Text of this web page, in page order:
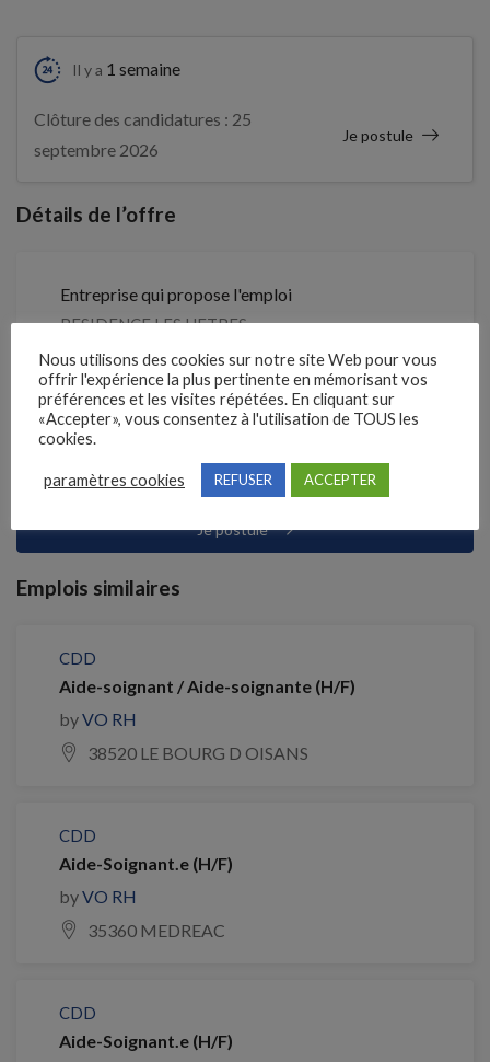
Il y a 1 semaine
Clôture des candidatures : 25
septembre 2026
Je postule
Détails de l’offre
Entreprise qui propose l'emploi
RESIDENCE LES HETRES
Référence
211RPDK
Clôture des candidatures : 25 septembre 2026
Je postule
Emplois similaires
CDD
Aide-soignant / Aide-soignante (H/F)
byVO RH
38520 LE BOURG D OISANS
CDD
Aide-Soignant.e (H/F)
byVO RH
35360 MEDREAC
CDD
Aide-Soignant.e (H/F)
Nous utilisons des cookies sur notre site Web pour vous
offrir l'expérience la plus pertinente en mémorisant vos
préférences et les visites répétées. En cliquant sur
«Accepter», vous consentez à l'utilisation de TOUS les
cookies.
paramètres cookies REFUSER ACCEPTER